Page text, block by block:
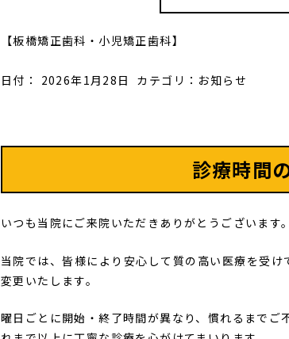
【板橋矯正歯科・小児矯正歯科】
日付： 2026年1月28日 カテゴリ： お知らせ
診療時間
いつも当院にご来院いただきありがとうございます。
当院では、皆様により安心して質の高い医療を受け
変更いたします。
曜日ごとに開始・終了時間が異なり、慣れるまで